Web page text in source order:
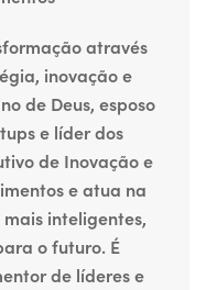
através
inovação e
de Deus, esposo
e líder dos
de Inovação e
e atua na
inteligentes,
o futuro. É
de líderes e